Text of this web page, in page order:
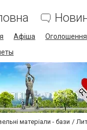
Афіша Оголошення
матеріали - бази